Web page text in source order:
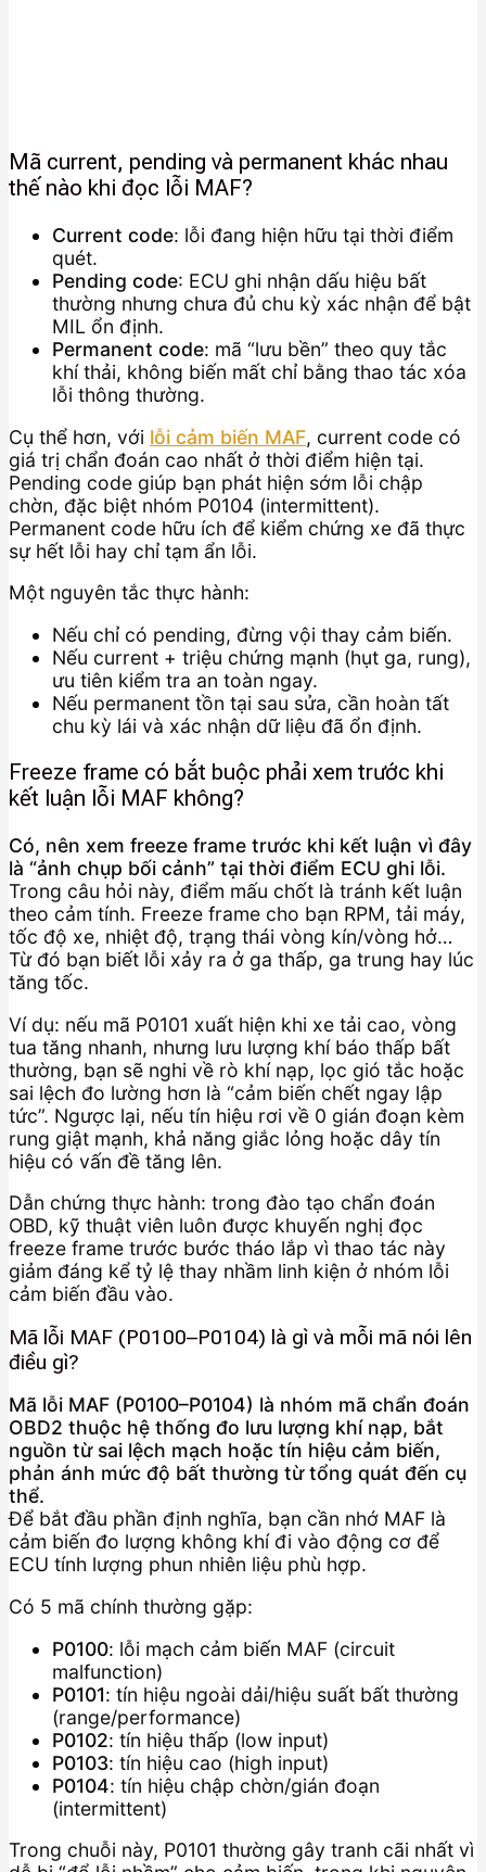
Mã current, pending và permanent khác nhau
thế nào khi đọc lỗi MAF?
Current code: lỗi đang hiện hữu tại thời điểm
quét.
Pending code: ECU ghi nhận dấu hiệu bất
thường nhưng chưa đủ chu kỳ xác nhận để bật
MIL ổn định.
Permanent code: mã “lưu bền” theo quy tắc
khí thải, không biến mất chỉ bằng thao tác xóa
lỗi thông thường.
Cụ thể hơn, với lỗi cảm biến MAF, current code có
giá trị chẩn đoán cao nhất ở thời điểm hiện tại.
Pending code giúp bạn phát hiện sớm lỗi chập
chờn, đặc biệt nhóm P0104 (intermittent).
Permanent code hữu ích để kiểm chứng xe đã thực
sự hết lỗi hay chỉ tạm ẩn lỗi.
Một nguyên tắc thực hành:
Nếu chỉ có pending, đừng vội thay cảm biến.
Nếu current + triệu chứng mạnh (hụt ga, rung),
ưu tiên kiểm tra an toàn ngay.
Nếu permanent tồn tại sau sửa, cần hoàn tất
chu kỳ lái và xác nhận dữ liệu đã ổn định.
Freeze frame có bắt buộc phải xem trước khi
kết luận lỗi MAF không?
Có, nên xem freeze frame trước khi kết luận vì đây
là “ảnh chụp bối cảnh” tại thời điểm ECU ghi lỗi.
Trong câu hỏi này, điểm mấu chốt là tránh kết luận
theo cảm tính. Freeze frame cho bạn RPM, tải máy,
tốc độ xe, nhiệt độ, trạng thái vòng kín/vòng hở…
Từ đó bạn biết lỗi xảy ra ở ga thấp, ga trung hay lúc
tăng tốc.
Ví dụ: nếu mã P0101 xuất hiện khi xe tải cao, vòng
tua tăng nhanh, nhưng lưu lượng khí báo thấp bất
thường, bạn sẽ nghi về rò khí nạp, lọc gió tắc hoặc
sai lệch đo lường hơn là “cảm biến chết ngay lập
tức”. Ngược lại, nếu tín hiệu rơi về 0 gián đoạn kèm
rung giật mạnh, khả năng giắc lỏng hoặc dây tín
hiệu có vấn đề tăng lên.
Dẫn chứng thực hành: trong đào tạo chẩn đoán
OBD, kỹ thuật viên luôn được khuyến nghị đọc
freeze frame trước bước tháo lắp vì thao tác này
giảm đáng kể tỷ lệ thay nhầm linh kiện ở nhóm lỗi
cảm biến đầu vào.
Mã lỗi MAF (P0100–P0104) là gì và mỗi mã nói lên
điều gì?
Mã lỗi MAF (P0100–P0104) là nhóm mã chẩn đoán
OBD2 thuộc hệ thống đo lưu lượng khí nạp, bắt
nguồn từ sai lệch mạch hoặc tín hiệu cảm biến,
phản ánh mức độ bất thường từ tổng quát đến cụ
thể.
Để bắt đầu phần định nghĩa, bạn cần nhớ MAF là
cảm biến đo lượng không khí đi vào động cơ để
ECU tính lượng phun nhiên liệu phù hợp.
Có 5 mã chính thường gặp:
P0100: lỗi mạch cảm biến MAF (circuit
malfunction)
P0101: tín hiệu ngoài dải/hiệu suất bất thường
(range/performance)
P0102: tín hiệu thấp (low input)
P0103: tín hiệu cao (high input)
P0104: tín hiệu chập chờn/gián đoạn
(intermittent)
Trong chuỗi này, P0101 thường gây tranh cãi nhất vì